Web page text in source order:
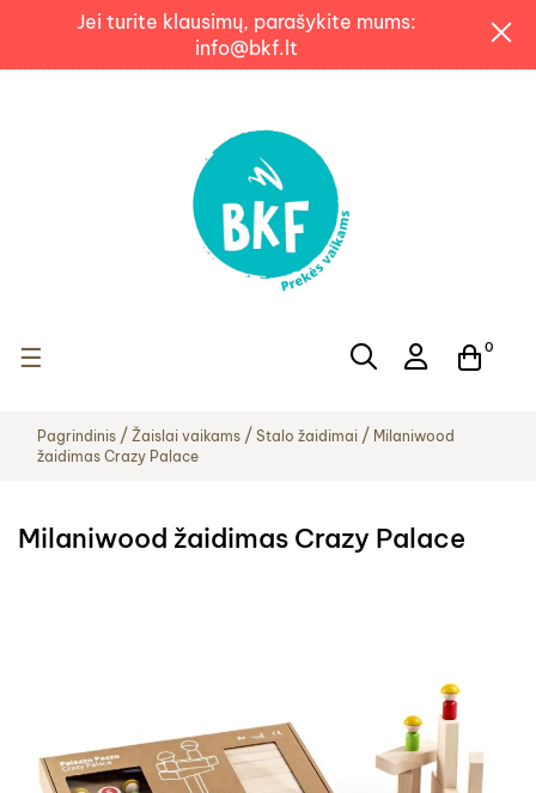
Jei turite klausimų, parašykite mums:
info@bkf.lt
Toggle navigation
☰ 0
Pagrindinis Žaislai vaikams Stalo žaidimai
Milaniwood
žaidimas Crazy Palace
Milaniwood žaidimas Crazy Palace